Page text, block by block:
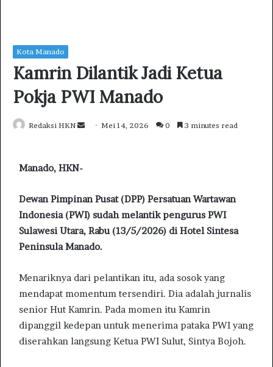
Kota Manado
Kamrin Dilantik Jadi Ketua
Pokja PWI Manado
Redaksi HKN
n
e
m
Mei 14, 2026 0 3 minutes read
Manado, HKN-
Dewan Pimpinan Pusat (DPP) Persatuan Wartawan
Indonesia (PWI) sudah melantik pengurus PWI
Sulawesi Utara, Rabu (13/5/2026) di Hotel Sintesa
Peninsula Manado.
Menariknya dari pelantikan itu, ada sosok yang
mendapat momentum tersendiri. Dia adalah jurnalis
senior Hut Kamrin. Pada momen itu Kamrin
dipanggil kedepan untuk menerima pataka PWI yang
diserahkan langsung Ketua PWI Sulut, Sintya Bojoh.